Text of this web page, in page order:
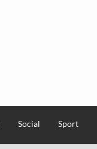
Social Sport